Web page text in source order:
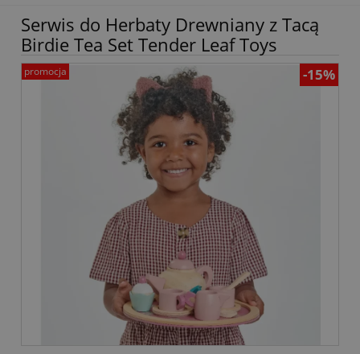
Serwis do Herbaty Drewniany z Tacą
Birdie Tea Set Tender Leaf Toys
promocja -15%